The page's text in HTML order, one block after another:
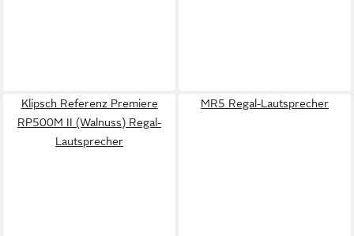
Klipsch Referenz Premiere
RP500M II (Walnuss) Regal-
Lautsprecher
MR5 Regal-Lautsprecher